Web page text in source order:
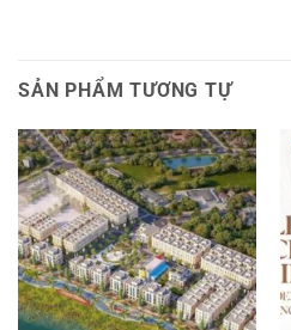
SẢN PHẨM TƯƠNG TỰ